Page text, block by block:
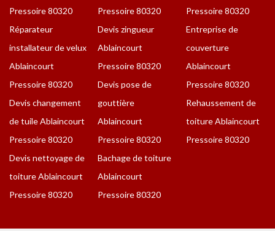
Pressoire 80320
Réparateur
installateur de velux
Ablaincourt
Pressoire 80320
Devis changement
de tuile Ablaincourt
Pressoire 80320
Devis nettoyage de
toiture Ablaincourt
Pressoire 80320
Pressoire 80320
Devis zingueur
Ablaincourt
Pressoire 80320
Devis pose de
gouttière
Ablaincourt
Pressoire 80320
Bachage de toiture
Ablaincourt
Pressoire 80320
Pressoire 80320
Entreprise de
couverture
Ablaincourt
Pressoire 80320
Rehaussement de
toiture Ablaincourt
Pressoire 80320